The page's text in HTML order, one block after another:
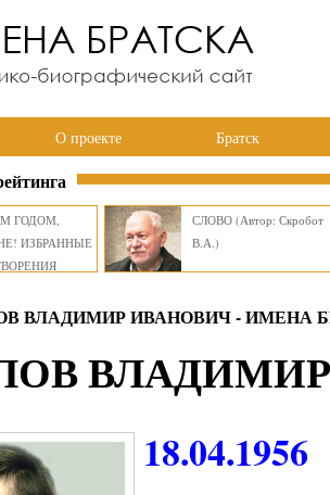
О проекте Братск
ГОДОМ,
ИЗБРАННЫЕ
СЛОВО (Автор: Скробот
В.А.)
ВЛАДИМИР ИВАНОВИЧ - ИМЕНА
18.04.1956